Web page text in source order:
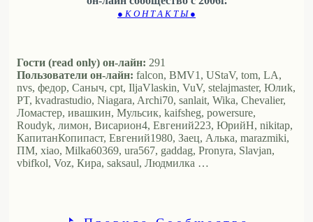
● К О Н Т А К Т Ы ●
Гости (read only) он-лайн: 291
Пользователи он-лайн: falcon, BMV1, UStaV, tom, LA,
nvs, федор, Саныч, cpt, IljaVlaskin, VuV, stelajmaster, Юлиk,
PT, kvadrastudio, Niagara, Archi70, sanlait, Wika, Chevalier,
Ломастер, ивашкин, Мульсик, kaifsheg, powersure,
Roudyk, лимон, Висариoн4, Евгений223, ЮрийН, nikitap,
КапитанКопипаст, Евгений1980, Заец, Алька, marazmiki,
ПМ, xiao, Milka60369, ura567, gaddag, Pronyra, Slavjan,
vbifkol, Voz, Кира, saksaul, Людмилка …